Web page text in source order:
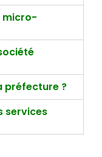
micro-
préfecture ?
services